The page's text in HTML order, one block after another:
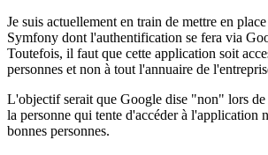
Je suis actuellement en train de mettre en
Symfony dont l'authentification se fera via
Toutefois, il faut que cette application soit
personnes et non à tout l'annuaire de
L'objectif serait que Google dise "non" lors
la personne qui tente d'accéder à l'application
bonnes personnes.